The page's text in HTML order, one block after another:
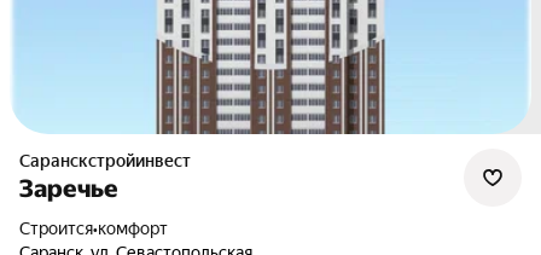
Саранскстройинвест
Заречье
Строится•комфорт